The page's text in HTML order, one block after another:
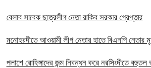
বেলাব সাবেক ছাত্রলীগ নেতা রাকিব সরকার গ্রেপ্তার
মনোহরদীতে আওয়ামী লীগ নেতার হাতে বিএনপি নেতার
পলাশে রোহিঙ্গাদের জন্ম নিবন্ধন করে নরসিংদীতে বহুতল